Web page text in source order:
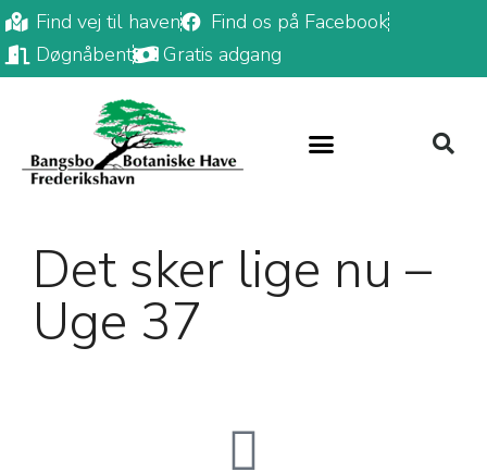
Find vej til haven
Find os på Facebook
Døgnåbent
Gratis adgang
Det sker lige nu –
Uge 37